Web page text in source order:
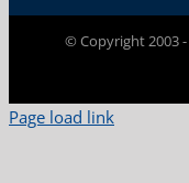
© Copyright 2003 -
Page load link